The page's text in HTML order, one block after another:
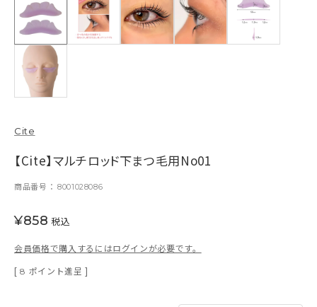
Cite
【Cite】マルチロッド下まつ毛用No01
商品番号 8001028086
¥858 税込
会員価格で購入するにはログインが必要です。
[ 8 ポイント進呈 ]